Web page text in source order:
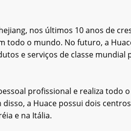
nos últimos 10 anos de
todo o mundo. No futuro, a
e serviços de classe mundial
profissional e realiza todo
a Huace possui dois
e na Itália.